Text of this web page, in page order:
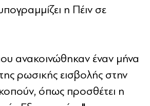
η Πέιν σε
ανακοινώθηκαν έναν μήνα
ρωσικής εισβολής στην
όπως προσθέτει η